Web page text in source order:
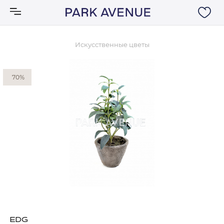
Искусственные цветы
70%
EDG